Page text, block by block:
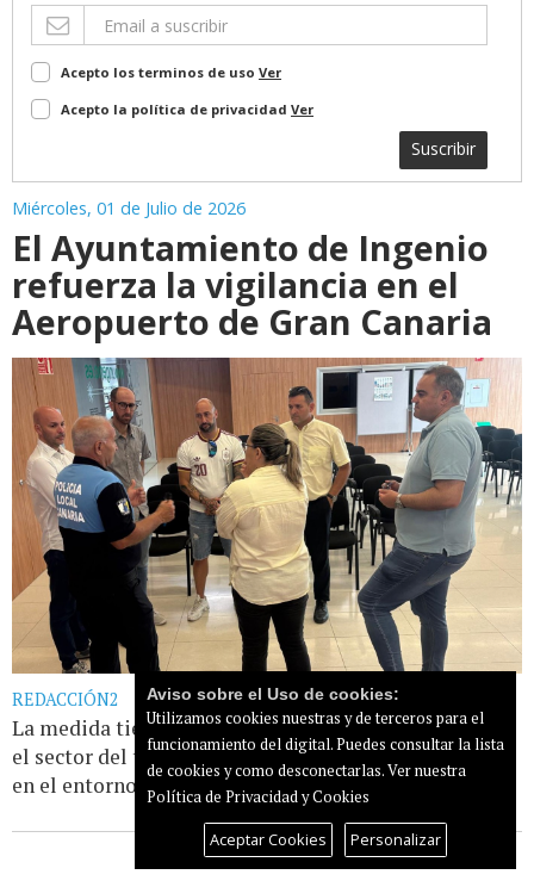
Acepto los terminos de uso Ver
Acepto la política de privacidad Ver
Suscribir
Miércoles, 01 de Julio de 2026
El Ayuntamiento de Ingenio
refuerza la vigilancia en el
Aeropuerto de Gran Canaria
REDACCIÓN2
La medida tiene como fin combatir el intrusismo en
el sector del taxi y mejorar la ordenación del tráfico
en el entorno aeroportuarioLeer más...
Aviso sobre el Uso de cookies:
Utilizamos cookies nuestras y de terceros para el
funcionamiento del digital. Puedes consultar la lista
de cookies y como desconectarlas.Ver nuestra
Política de Privacidad y Cookies
Aceptar Cookies Personalizar